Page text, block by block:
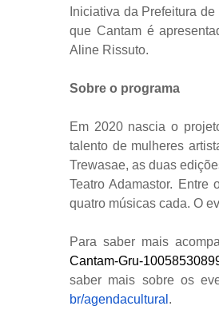
Iniciativa da Prefeitura
que Cantam é
Aline Rissuto.
Sobre o programa
Em 2020 nascia o
talento de mulheres
Trewasae, as duas
Teatro Adamastor.
quatro músicas cada. O
Para saber mais
Cantam-Gru-
saber mais sobre os
br/agendacultural .